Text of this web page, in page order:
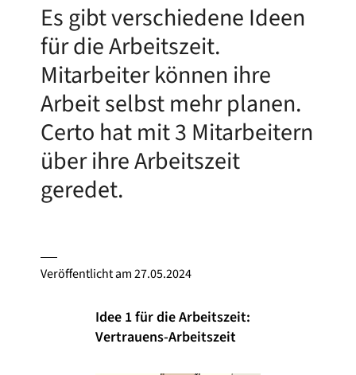
Es gibt verschiedene Ideen
für die Arbeitszeit.
Mitarbeiter können ihre
Arbeit selbst mehr planen.
Certo hat mit 3 Mitarbeitern
über ihre Arbeitszeit
geredet.
Veröffentlicht am27.05.2024
Idee 1 für die Arbeitszeit:
Vertrauens-Arbeitszeit